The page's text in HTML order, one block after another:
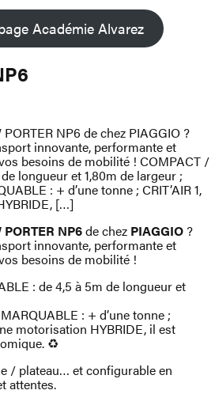
Académie Alvarez
NP6 de chez PIAGGIO ?
innovante, performante et
besoins de mobilité ! COMPACT /
longueur et 1,80m de largeur ;
: + d’une tonne ; CRIT’AIR 1,
[…]
PORTER NP6de chez PIAGGIO ?
innovante, performante et
besoins de mobilité !
: de 4,5 à 5m de longueur et
: + d’une tonne ;
motorisation HYBRIDE, il est
♻️
/ plateau… et configurable en
attentes.